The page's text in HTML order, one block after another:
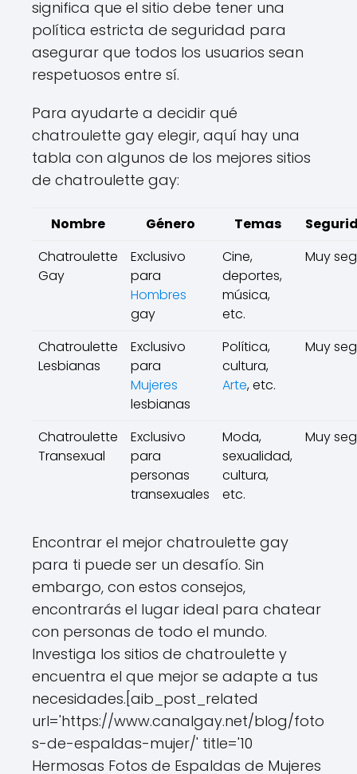
significa que el sitio debe tener una
política estricta de seguridad para
asegurar que todos los usuarios sean
respetuosos entre sí.
Para ayudarte a decidir qué
chatroulette gay elegir, aquí hay una
tabla con algunos de los mejores sitios
de chatroulette gay:
Nombre Género Temas
Chatroulette
Gay
Exclusivo
para
Hombres
gay
Cine,
deportes,
música,
etc.
Muy
Chatroulette
Lesbianas
Exclusivo
para
Mujeres
lesbianas
Política,
cultura,
Arte, etc.
Muy
Chatroulette
Transexual
Exclusivo
para
personas
transexuales
Moda,
sexualidad,
cultura,
etc.
Muy
Encontrar el mejor chatroulette gay
para ti puede ser un desafío. Sin
embargo, con estos consejos,
encontrarás el lugar ideal para chatear
con personas de todo el mundo.
Investiga los sitios de chatroulette y
encuentra el que mejor se adapte a tus
necesidades.[aib_post_related
url='https://www.canalgay.net/blog/foto
s-de-espaldas-mujer/' title='10
Hermosas Fotos de Espaldas de Mujeres